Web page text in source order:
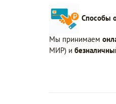
Способы
Мы принимаем
МИР) и